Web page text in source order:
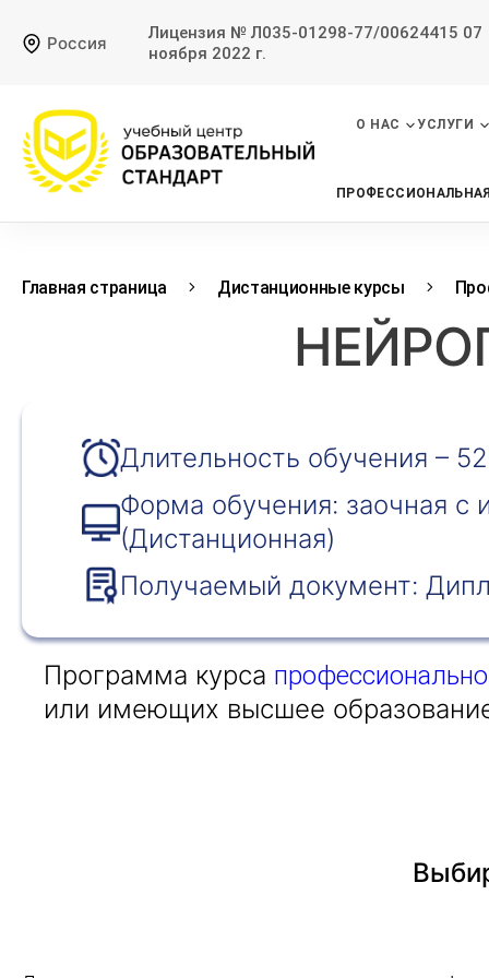
Россия
Лицензия № Л035-01298-77/00624415 07
ноября 2022 г.
О НАС УСЛУГИ
Главная страница Дистанционные курсы
Длительность обучения –
Форма обучения: заочная с
(Дистанционная)
Получаемый документ:
Программа курса
или имеющих высшее